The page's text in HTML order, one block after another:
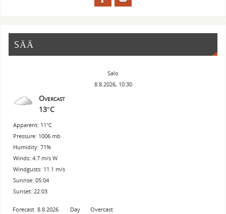
SÄÄ
Salo
8.8.2026, 10:30
Overcast
13°C
Apparent: 11°C
Pressure: 1006 mb
Humidity: 71%
Winds: 4.7 m/s W
Windgusts: 11.1 m/s
Sunrise: 05:04
Sunset: 22:03
Forecast 8.8.2026 Day
Overcast